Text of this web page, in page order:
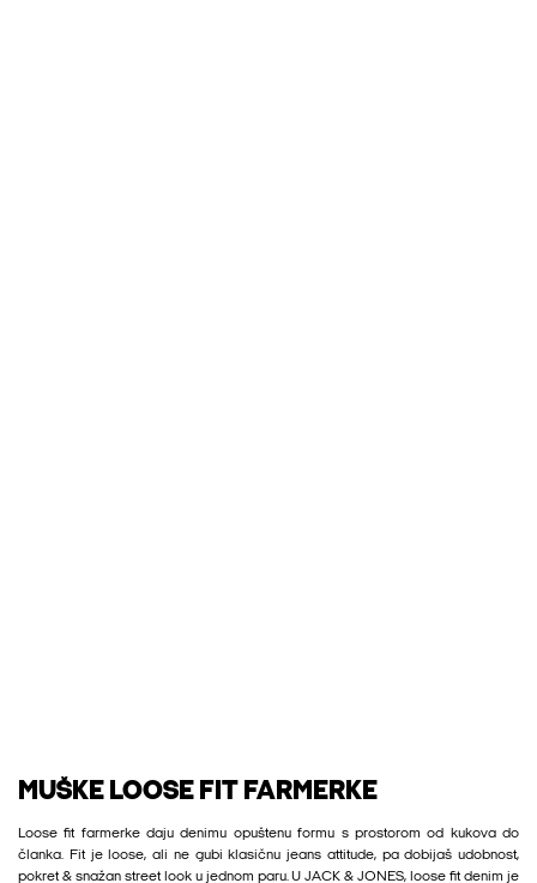
MUŠKE LOOSE FIT FARMERKE
Loose fit farmerke daju denimu opuštenu formu s prostorom od kukova do
članka. Fit je loose, ali ne gubi klasičnu jeans attitude, pa dobijaš udobnost,
pokret & snažan street look u jednom paru. U JACK & JONES, loose fit denim je